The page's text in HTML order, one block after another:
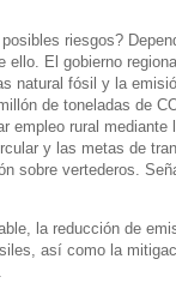
riesgos?
El gobierno
natural fósil y la
de toneladas de
empleo rural mediante
y las metas de
sobre vertederos.
la reducción de
así como la